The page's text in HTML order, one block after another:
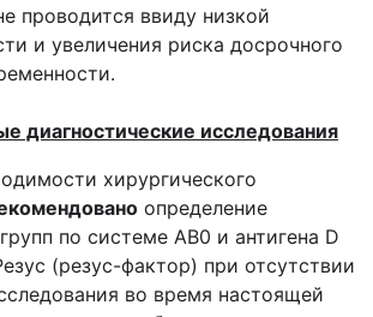
проводится ввиду низкой
и увеличения риска досрочного
диагностические исследования
хирургического
определение
по системе AB0 и антигена D
(резус-фактор) при отсутствии
во время настоящей